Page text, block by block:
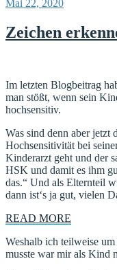
Mai 22, 2020
Zeichen
Im letzten Blogbeitrag
man stößt, wenn sein
hochsensitiv.
Was sind denn aber jetzt
Hochsensitivität bei
Kinderarzt geht und der
HSK und damit es ihm
das.“ Und als Elternteil
dann ist‘s ja gut, vielen
READ MORE
Weshalb ich teilweise
musste war mir als Kind